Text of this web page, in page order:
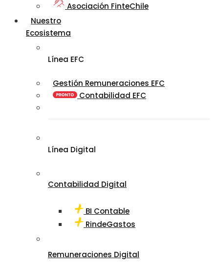
Asociación FinteChile
Nuestro
Ecosistema
Línea EFC
Gestión Remuneraciones EFC
Contabilidad EFC
Línea Digital
Contabilidad Digital
BI Contable
RindeGastos
Remuneraciones Digital